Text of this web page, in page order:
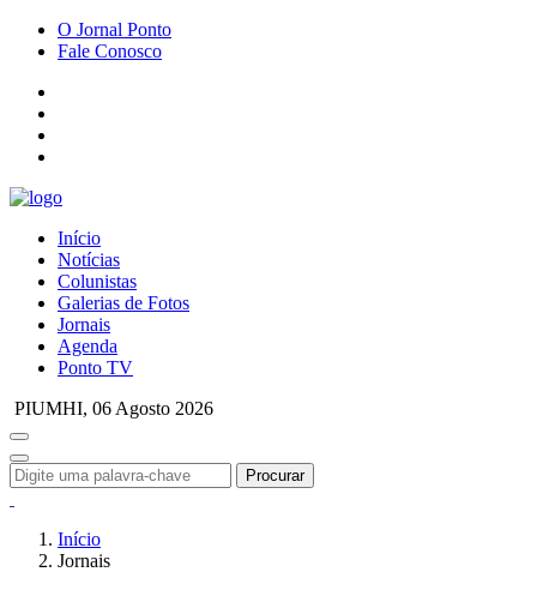
O Jornal Ponto
Fale Conosco
Início
Notícias
Colunistas
Galerias de Fotos
Jornais
Agenda
Ponto TV
PIUMHI, 06 Agosto 2026
Procurar
Início
Jornais